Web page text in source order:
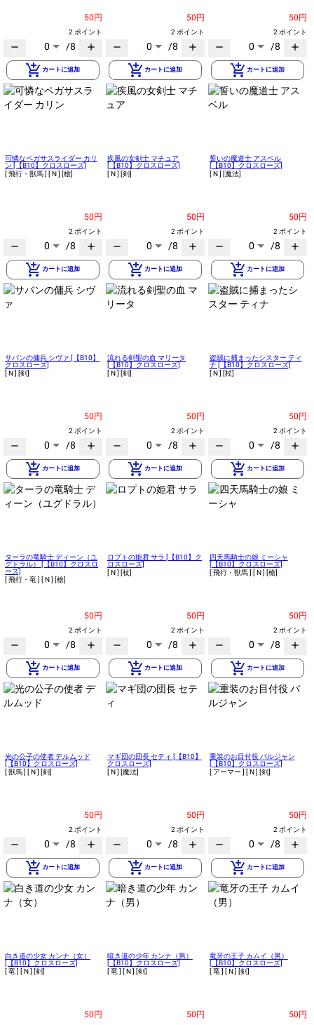
50円
2 ポイント
remove 0 /8 add
add_shopping_cart カートに追加
50円
2 ポイント
remove 0 /8 add
add_shopping_cart カートに追加
50円
2 ポイント
remove 0 /8 add
add_shopping_cart カートに追加
可憐なペガサスライダー カリ
ン [【B10】クロスローズ]
[ 飛行・獣馬 ] [ N ] [槍]
50円
2 ポイント
remove 0 /8 add
add_shopping_cart カートに追加
疾風の女剣士 マチュア
[【B10】クロスローズ]
[ N ] [剣]
50円
2 ポイント
remove 0 /8 add
add_shopping_cart カートに追加
誓いの魔道士 アスベル
[【B10】クロスローズ]
[ N ] [魔法]
50円
2 ポイント
remove 0 /8 add
add_shopping_cart カートに追加
サバンの傭兵 シヴァ [【B10】
クロスローズ]
[ N ] [剣]
50円
2 ポイント
remove 0 /8 add
add_shopping_cart カートに追加
流れる剣聖の血 マリータ
[【B10】クロスローズ]
[ N ] [剣]
50円
2 ポイント
remove 0 /8 add
add_shopping_cart カートに追加
盗賊に捕まったシスター ティ
ナ [【B10】クロスローズ]
[ N ] [杖]
50円
2 ポイント
remove 0 /8 add
add_shopping_cart カートに追加
ターラの竜騎士 ディーン（ユ
グドラル） [【B10】クロスロ
ーズ]
[ 飛行・竜 ] [ N ] [槍]
50円
2 ポイント
remove 0 /8 add
add_shopping_cart カートに追加
ロプトの姫君 サラ [【B10】ク
ロスローズ]
[ N ] [杖]
50円
2 ポイント
remove 0 /8 add
add_shopping_cart カートに追加
四天馬騎士の娘 ミーシャ
[【B10】クロスローズ]
[ 飛行・獣馬 ] [ N ] [槍]
50円
2 ポイント
remove 0 /8 add
add_shopping_cart カートに追加
光の公子の使者 デルムッド
[【B10】クロスローズ]
[ 獣馬 ] [ N ] [剣]
50円
2 ポイント
remove 0 /8 add
add_shopping_cart カートに追加
マギ団の団長 セティ [【B10】
クロスローズ]
[ N ] [魔法]
50円
2 ポイント
remove 0 /8 add
add_shopping_cart カートに追加
重装のお目付役 バルジャン
[【B10】クロスローズ]
[ アーマー ] [ N ] [剣]
50円
2 ポイント
remove 0 /8 add
add_shopping_cart カートに追加
白き道の少女 カンナ（女）
[【B10】クロスローズ]
[ 竜 ] [ N ] [剣]
50円
暗き道の少年 カンナ（男）
[【B10】クロスローズ]
[ 竜 ] [ N ] [剣]
50円
竜牙の王子 カムイ（男）
[【B10】クロスローズ]
[ 竜 ] [ N ] [剣]
50円